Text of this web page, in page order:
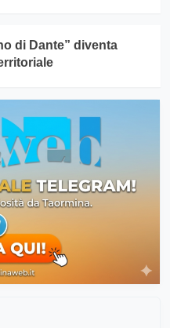
di Dante” diventa